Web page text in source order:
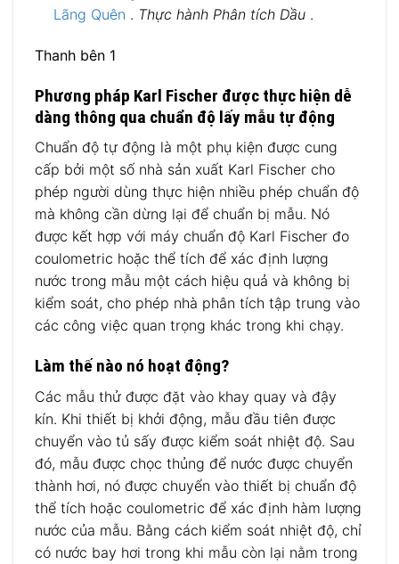
Lãng Quên . Thực hành Phân tích Dầu.
Thanh bên 1
Phương pháp Karl Fischer được thực hiện dễ
dàng thông qua chuẩn độ lấy mẫu tự động
Chuẩn độ tự động là một phụ kiện được cung
cấp bởi một số nhà sản xuất Karl Fischer cho
phép người dùng thực hiện nhiều phép chuẩn độ
mà không cần dừng lại để chuẩn bị mẫu. Nó
được kết hợp với máy chuẩn độ Karl Fischer đo
coulometric hoặc thể tích để xác định lượng
nước trong mẫu một cách hiệu quả và không bị
kiểm soát, cho phép nhà phân tích tập trung vào
các công việc quan trọng khác trong khi chạy.
Làm thế nào nó hoạt động?
Các mẫu thử được đặt vào khay quay và đậy
kín. Khi thiết bị khởi động, mẫu đầu tiên được
chuyển vào tủ sấy được kiểm soát nhiệt độ. Sau
đó, mẫu được chọc thủng để nước được chuyển
thành hơi, nó được chuyển vào thiết bị chuẩn độ
thể tích hoặc coulometric để xác định hàm lượng
nước của mẫu. Bằng cách kiểm soát nhiệt độ, chỉ
có nước bay hơi trong khi mẫu còn lại nằm trong